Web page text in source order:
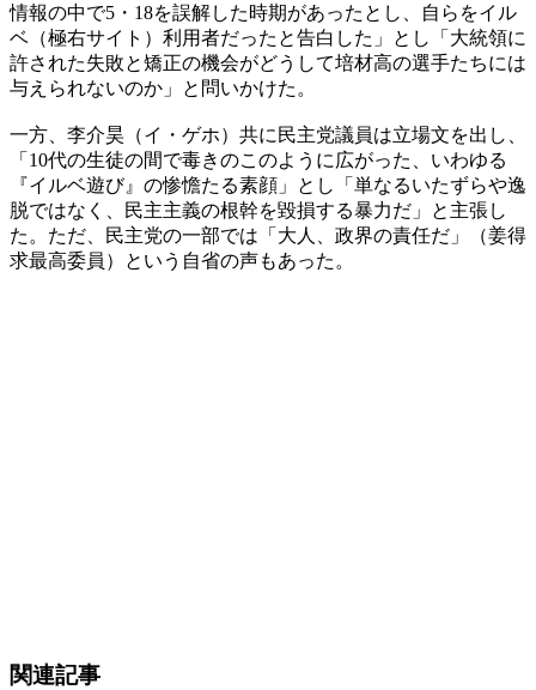
情報の中で5・18を誤解した時期があったとし、自らをイル
ベ（極右サイト）利用者だったと告白した」とし「大統領に
許された失敗と矯正の機会がどうして培材高の選手たちには
与えられないのか」と問いかけた。
一方、李介昊（イ・ゲホ）共に民主党議員は立場文を出し、
「10代の生徒の間で毒きのこのように広がった、いわゆる
『イルベ遊び』の惨憺たる素顔」とし「単なるいたずらや逸
脱ではなく、民主主義の根幹を毀損する暴力だ」と主張し
た。ただ、民主党の一部では「大人、政界の責任だ」（姜得
求最高委員）という自省の声もあった。
関連記事